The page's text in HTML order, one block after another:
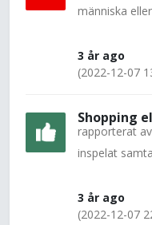
människa
3 år ago
(2022-12-07
Shopping
rapporterat av
inspelat
3 år ago
(2022-12-07